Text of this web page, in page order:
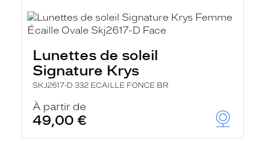
Lunettes de soleil
Signature Krys
SKJ2617-D 332 ECAILLE FONCE BR
À partir de
49,00 €